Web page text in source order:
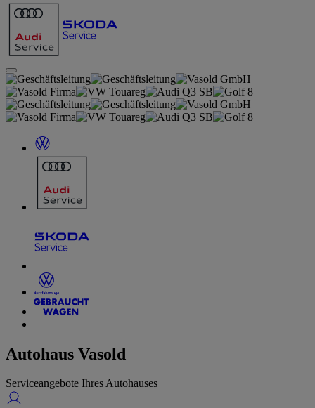
Autohaus Vasold
Serviceangebote Ihres Autohauses